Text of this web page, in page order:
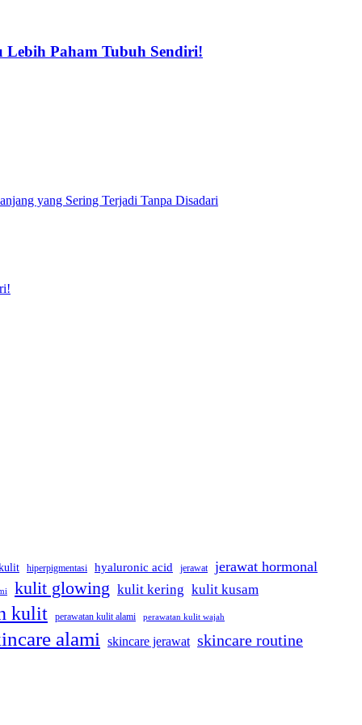
Lebih Paham Tubuh Sendiri!
yang Sering Terjadi Tanpa Disadari
hiperpigmentasi hyaluronic acid jerawat jerawat hormonal
kulit glowing kulit kering kulit kusam
kulit perawatan kulit alami perawatan kulit wajah
alami skincare jerawat skincare routine